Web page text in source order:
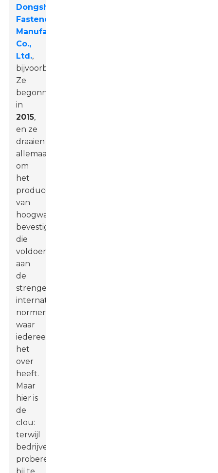
Dongshuo
Fastener
Manufacturing
Co.,
Ltd.,
bijvoorbeeld.
Ze
begonnen
in
2015,
en ze
draaien
allemaal
om
het
produceren
van
hoogwaardige
bevestigingsproducten
die
voldoen
aan
de
strenge
internationale
normen
waar
iedereen
het
over
heeft.
Maar
hier is
de
clou:
terwijl
bedrijven
proberen